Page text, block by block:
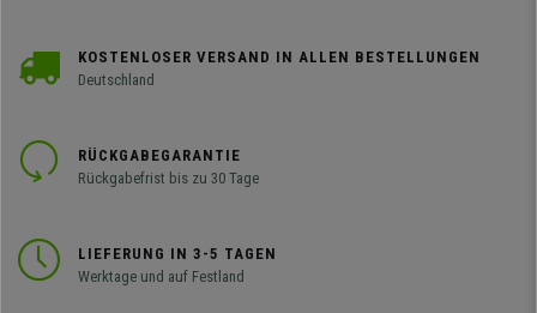
KOSTENLOSER VERSAND IN ALLEN BESTELLUNGEN
Deutschland
RÜCKGABEGARANTIE
Rückgabefrist bis zu 30 Tage
LIEFERUNG IN 3-5 TAGEN
Werktage und auf Festland